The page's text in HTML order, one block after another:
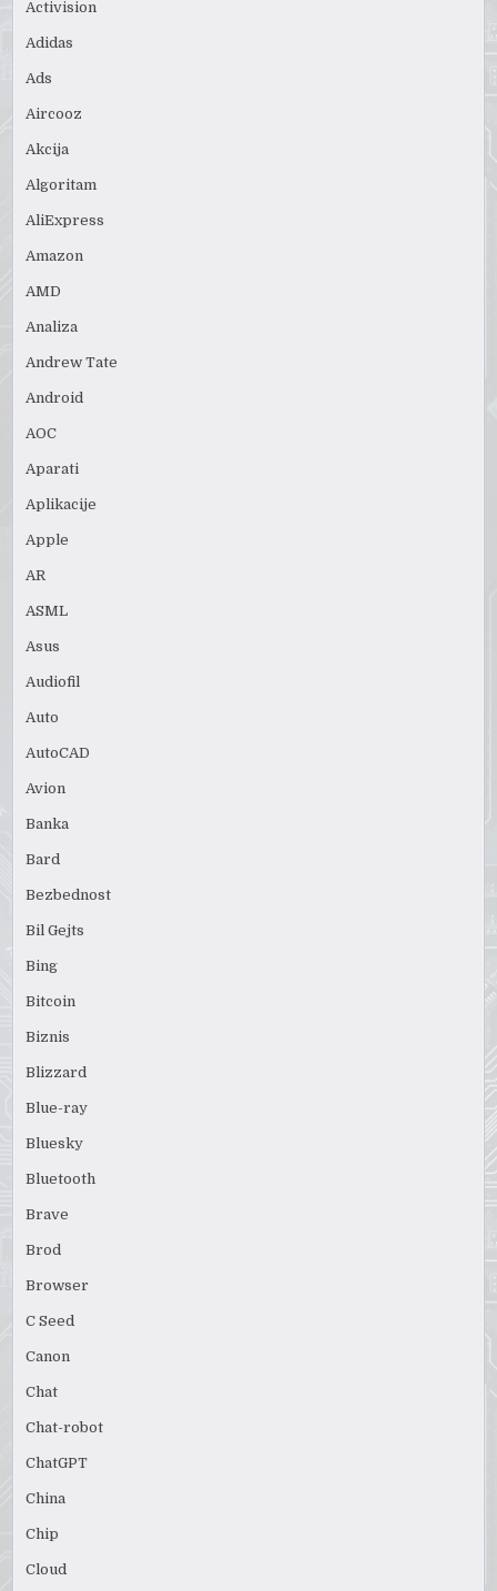
Activision
Adidas
Ads
Aircooz
Akcija
Algoritam
AliExpress
Amazon
AMD
Analiza
Andrew Tate
Android
AOC
Aparati
Aplikacije
Apple
AR
ASML
Asus
Audiofil
Auto
AutoCAD
Avion
Banka
Bard
Bezbednost
Bil Gejts
Bing
Bitcoin
Biznis
Blizzard
Blue-ray
Bluesky
Bluetooth
Brave
Brod
Browser
C Seed
Canon
Chat
Chat-robot
ChatGPT
China
Chip
Cloud